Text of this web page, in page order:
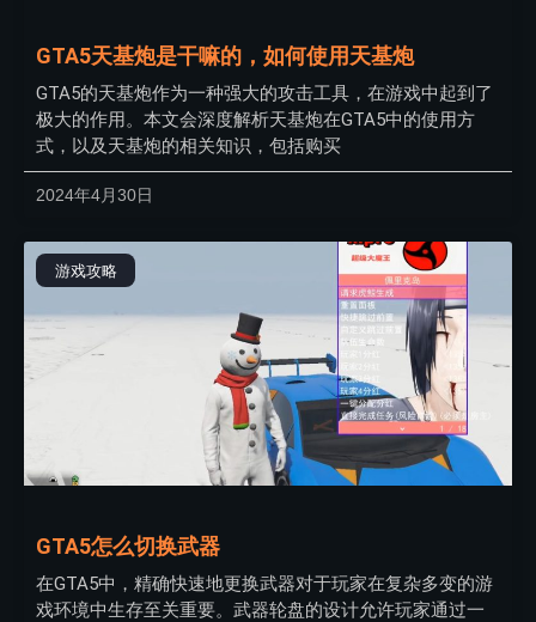
GTA5天基炮是干嘛的，如何使用天基炮
GTA5的天基炮作为一种强大的攻击工具，在游戏中起到了
极大的作用。本文会深度解析天基炮在GTA5中的使用方
式，以及天基炮的相关知识，包括购买
2024年4月30日
游戏攻略
GTA5怎么切换武器
在GTA5中，精确快速地更换武器对于玩家在复杂多变的游
戏环境中生存至关重要。武器轮盘的设计允许玩家通过一